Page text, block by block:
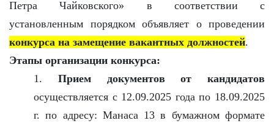
Петра Чайковского» в соответствии с
установленным порядком объявляет о проведении
конкурса на замещение вакантных должностей.
Этапы организации конкурса:
1. Прием документов от кандидатов
осуществляется с 12.09.2025 года по 18.09.2025
г. по адресу: Манаса 13 в бумажном формате